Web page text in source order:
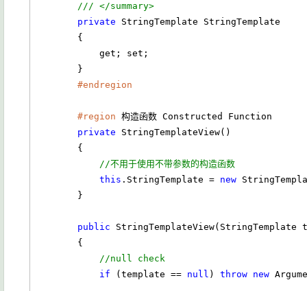
/// </summary>
private StringTemplate StringTemplate
#endregion
#region 构造函数 Constructed Function
private StringTemplateView()
//不用于使用不带参数的构造函数
this .StringTemplate = new
public StringTemplateView(StringTemplate
//null check
if (template == null ) throw new